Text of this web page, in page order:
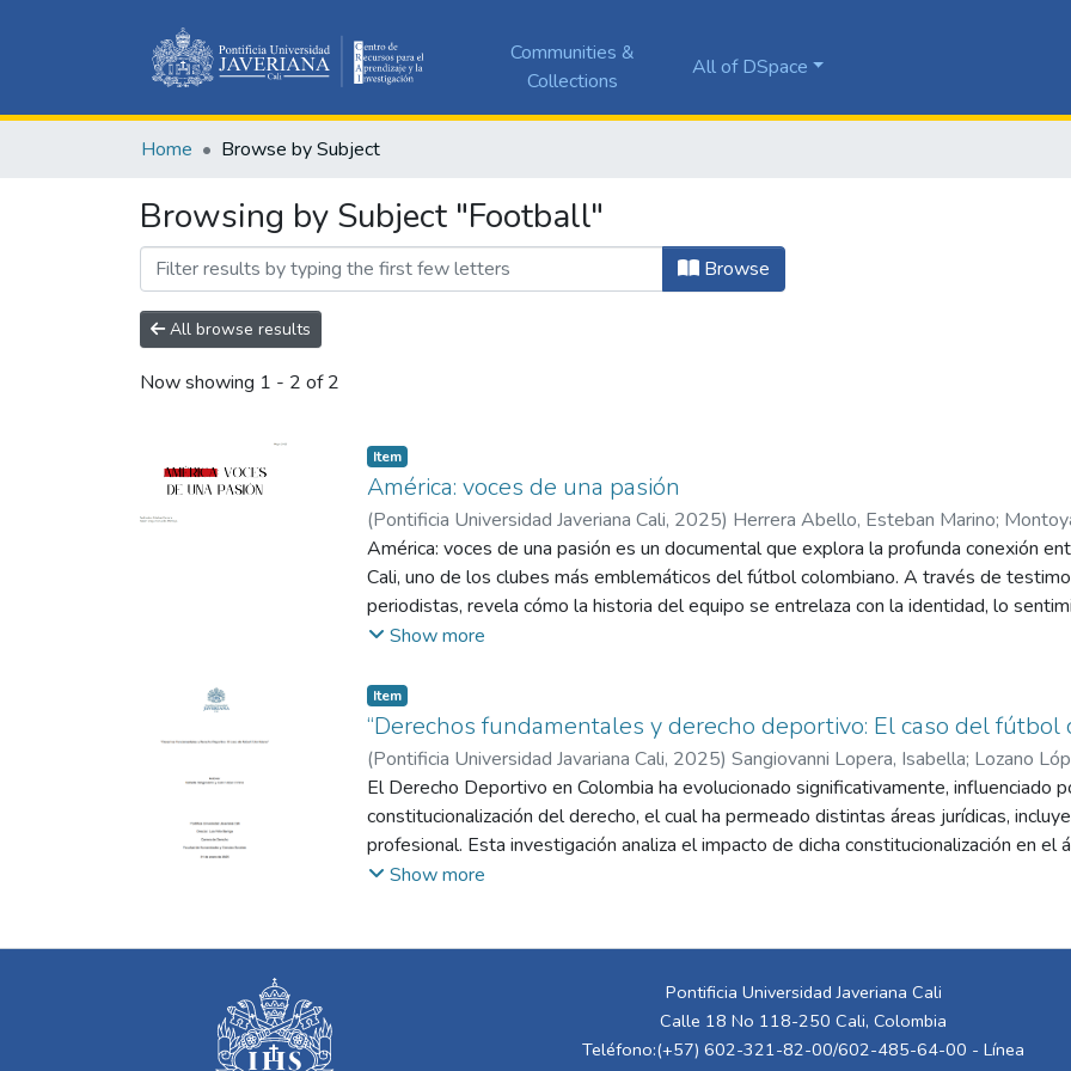
Communities &
Collections
All of DSpace
Home Browse by Subject
Browsing by Subject "Football"
Browse
All browse results
Now showing 1 - 2 of 2
Item
América: voces de una pasión
(Pontificia Universidad Javeriana Cali, 2025) Herrera Abello, Esteban Marino;
América: voces de una pasión es un documental que explora la profunda conexión
Cali, uno de los clubes más emblemáticos del fútbol colombiano. A través de
periodistas, revela cómo la historia del equipo se entrelaza con la identidad, lo
comunidad. El documental aborda la evolución de las barras, los rituales que
y comunicativa, muestra cómo el amor por el América trasciende el deporte para
social.
Show more
Item
“Derechos fundamentales y derecho deportivo: El caso del fútbol
(Pontificia Universidad Javariana Cali, 2025) Sangiovanni Lopera, Isabella; Lozano
Luis Félix
El Derecho Deportivo en Colombia ha evolucionado significativamente, influenciado
constitucionalización del derecho, el cual ha permeado distintas áreas jurídicas,
profesional. Esta investigación analiza el impacto de dicha constitucionalización en el
aplicado al fútbol colombiano, con un enfoque en la representación de los jugadores,
cómo los principios y valores constitucionales han comenzado a influir en la
tradicionalmente regido por normativas privadas. Asimismo, se analizan los
actividad deportiva, tales como el derecho al trabajo, la dignidad humana, la
Show more
Pontificia Universidad Javeriana Cali
Calle 18 No 118-250 Cali, Colombia
Teléfono:(+57) 602-321-82-00/602-485-64-00 - Línea